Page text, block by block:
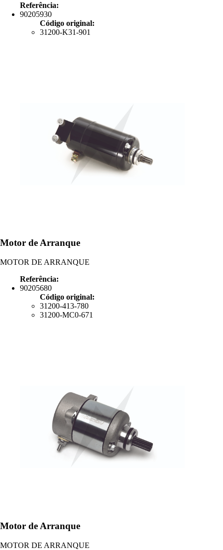
Referência:
90205930
Código original:
31200-K31-901
Motor de Arranque
MOTOR DE ARRANQUE
Referência:
90205680
Código original:
31200-413-780
31200-MC0-671
Motor de Arranque
MOTOR DE ARRANQUE